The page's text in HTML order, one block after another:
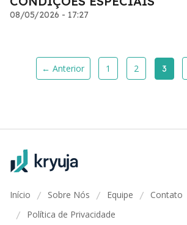
08/05/2026 - 17:27
← Anterior 1 2 3
Início / Sobre Nós / Equipe / Contato
/ Política de Privacidade